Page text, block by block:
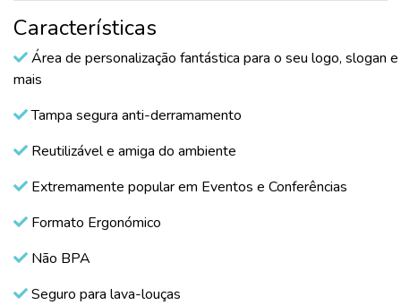
Características
Área de personalização fantástica para o seu logo, slogan e
mais
Tampa segura anti-derramamento
Reutilizável e amiga do ambiente
Extremamente popular em Eventos e Conferências
Formato Ergonómico
Não BPA
Seguro para lava-louças